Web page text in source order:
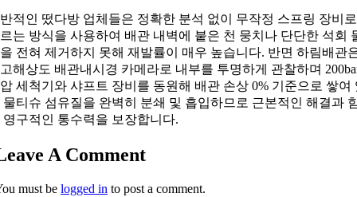
적인 떴다방 업체들은 정확한 분석 없이 무작정 스프링 장비로
는 방식을 사용하여 배관 내벽에 붙은 천 뭉치나 단단한 석회
전혀 제거하지 못해 재발률이 매우 높습니다. 반면 하림배관
해상도 배관내시경 카메라로 내부를 투명하게 관찰하며
세척기와 샤프트 장비를 동원해 배관 손상 0% 기준으로 쌓여
물티슈 섬유질을 완벽히 분쇄 및 흡입하므로 근본적인 해결과
영구적인 통수력을 보장합니다.
A Comment
must be logged in to post a comment.